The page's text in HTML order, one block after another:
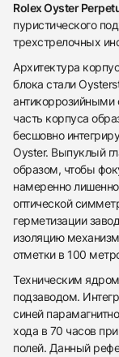
438
285
145
142
205
204
195
150
6
Rolex Oyster
пуристического
трехстрелочных
Архитектура
блока стали
антикоррозийными
часть корпуса
бесшовно
Oyster. Выпуклый
образом, чтобы
намеренно
оптической
герметизации
изоляцию
отметки в 100
Техническим
подзаводом.
синей
хода в 70 часов
полей. Данный